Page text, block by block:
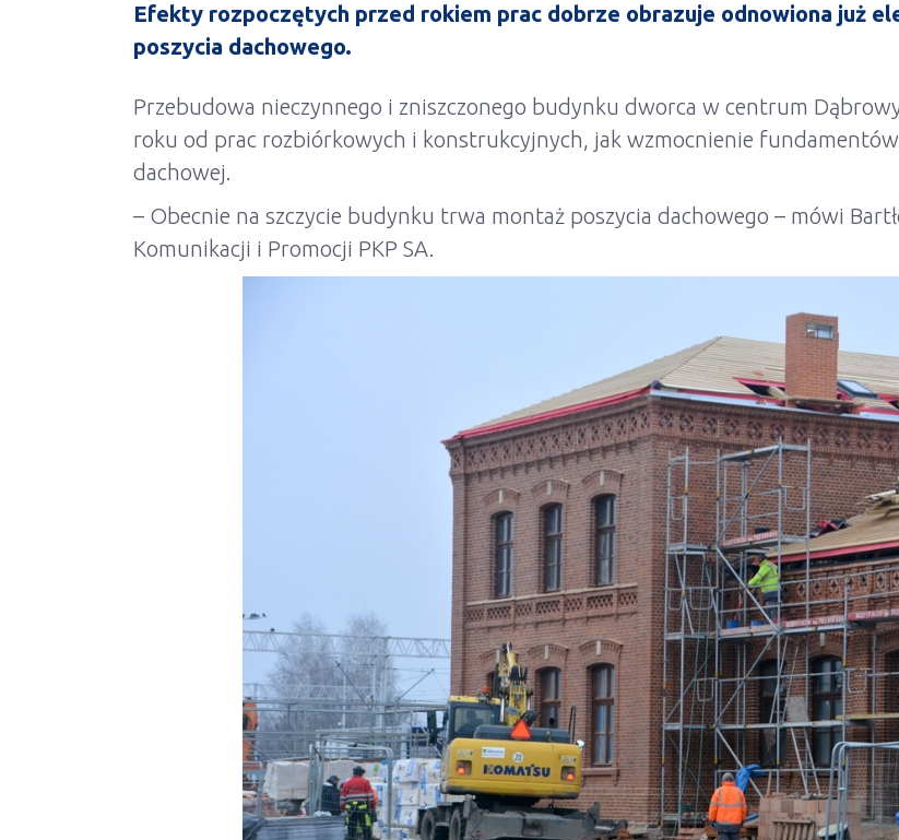
Efekty rozpoczętych przed rokiem prac dobrze obrazuje odnowiona już
poszycia dachowego.
Przebudowa nieczynnego i zniszczonego budynku dworca w centrum
roku od prac rozbiórkowych i konstrukcyjnych, jak wzmocnienie
dachowej.
– Obecnie na szczycie budynku trwa montaż poszycia dachowego – mówi
Komunikacji i Promocji PKP SA.